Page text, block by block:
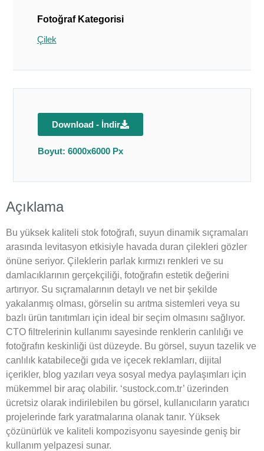
Fotoğraf Kategorisi
Çilek
Download - İndir
Boyut: 6000x6000 Px
Açıklama
Bu yüksek kaliteli stok fotoğrafı, suyun dinamik sıçramaları
arasında levitasyon etkisiyle havada duran çilekleri gözler
önüne seriyor. Çileklerin parlak kırmızı renkleri ve su
damlacıklarının gerçekçiliği, fotoğrafın estetik değerini
artırıyor. Su sıçramalarının detaylı ve net bir şekilde
yakalanmış olması, görselin su arıtma sistemleri veya su
bazlı ürün tanıtımları için ideal bir seçim olmasını sağlıyor.
CTO filtrelerinin kullanımı sayesinde renklerin canlılığı ve
fotoğrafın keskinliği üst düzeyde. Bu görsel, suyun tazelik ve
canlılık katabileceği gıda ve içecek reklamları, dijital
içerikler, blog yazıları veya sosyal medya paylaşımları için
mükemmel bir araç olabilir. ‘sustock.com.tr’ üzerinden
ücretsiz olarak indirilebilen bu görsel, kullanıcıların yaratıcı
projelerinde fark yaratmalarına olanak tanır. Yüksek
çözünürlük ve kaliteli kompozisyonu sayesinde geniş bir
kullanım yelpazesi sunar.